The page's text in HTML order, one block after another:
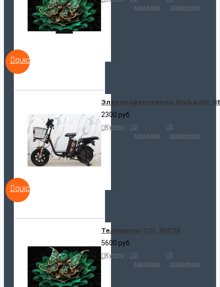
QUICKVIEW
закладки
сравнение
QUICKVIEW
Электровелосипед Maikaolin
2300 руб.
Купить
В
закладки
В
сравнение
Телевизор TCL 75C7K
5600 руб.
Купить
В
закладки
В
сравнение